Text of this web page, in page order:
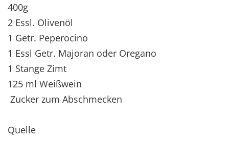
400g
2 Essl. Olivenöl
1 Getr. Peperocino
1 Essl Getr. Majoran oder Oregano
1 Stange Zimt
125 ml Weißwein
Zucker zum Abschmecken
Quelle